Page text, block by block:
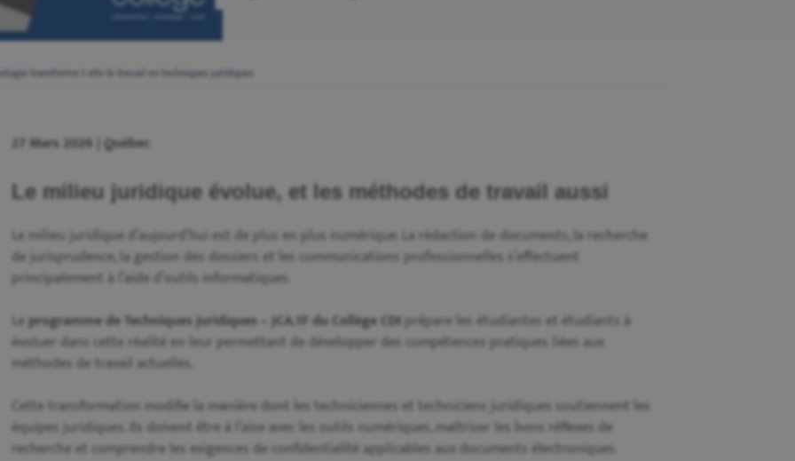
transforme t elle le travail en techniques juridiques
27 Mars 2026 | Québec
Le milieu juridique évolue, et les méthodes de travail aussi
Le milieu juridique d’aujourd’hui est de plus en plus numérique. La rédaction de documents, la recherche
de jurisprudence, la gestion des dossiers et les communications professionnelles s’effectuent
principalement à l’aide d’outils informatiques.
Leprogramme de Techniques juridiques – JCA.1F du Collège CDIprépare les étudiantes et étudiants à
évoluer dans cette réalité en leur permettant de développer des compétences pratiques liées aux
méthodes de travail actuelles.
Cette transformation modifie la manière dont les techniciennes et techniciens juridiques soutiennent les
équipes juridiques. Ils doivent être à l’aise avec les outils numériques, maîtriser les bons réflexes de
recherche et comprendre les exigences de confidentialité applicables aux documents électroniques.